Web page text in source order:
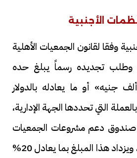
الأجنبية
وفقا لقانون الجمعيات الأهلية
تجديده رسماً يبلغ حده
جنيه» أو ما يعادله بالدولار
التي تحددها الجهة الإدارية،
دعم مشروعات الجمعيات
والمؤسسات الأهلية، ويزداد هذا المبلغ بما يعادل 20%